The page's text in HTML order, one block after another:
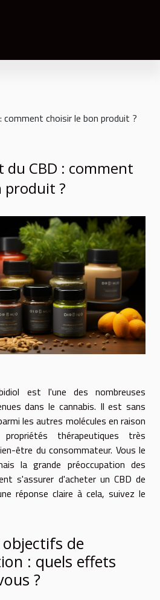
comment choisir le bon produit ?
du CBD : comment
produit ?
est l'une des nombreuses
dans le cannabis. Il est sans
les autres molécules en raison
thérapeutiques très
être du consommateur. Vous le
la grande préoccupation des
s'assurer d'acheter un CBD de
réponse claire à cela, suivez le
de
: quels effets
?